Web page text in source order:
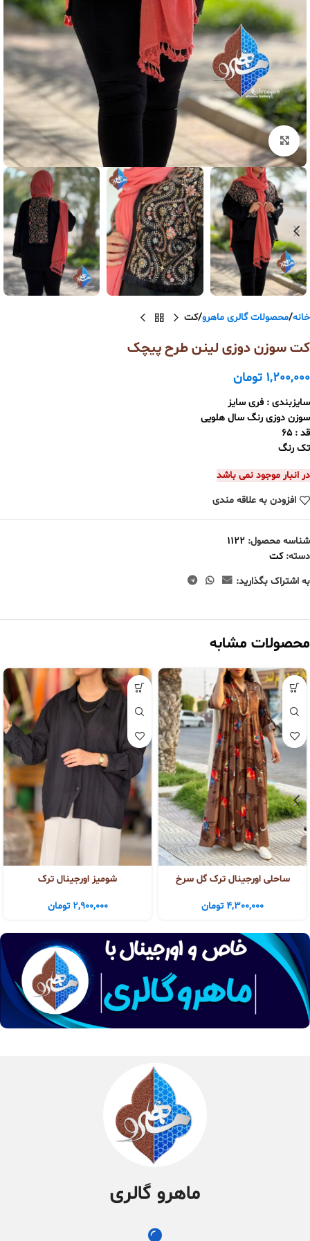
بزرگنمایی تصویر
خانه محصولات گالری ماهرو کت
کت سوزن دوزی لینن طرح پیچک
1,200,000 تومان
سایزبندی : فری سایز
سوزن دوزی رنگ سال هلویی
قد : 65
تک رنگ
در انبار موجود نمی باشد
افزودن به علاقه مندی
شناسه محصول: 1122
دسته: کت
به اشتراک بگذارید:
محصولات مشابه
ساحلی اورجینال ترک گل سرخ
4,300,000 تومان
شومیز اورجینال ترک
2,900,000 تومان
ماهرو گالری